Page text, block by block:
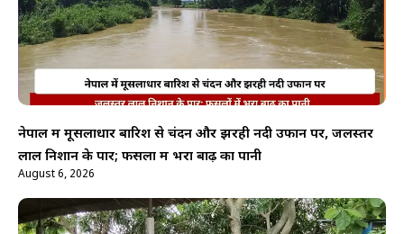
नेपाल में मूसलाधार बारिश से चंदन और झरही नदी उफान पर, जलस्तर
लाल निशान के पार; फसलों में भरा बाढ़ का पानी
August 6, 2026